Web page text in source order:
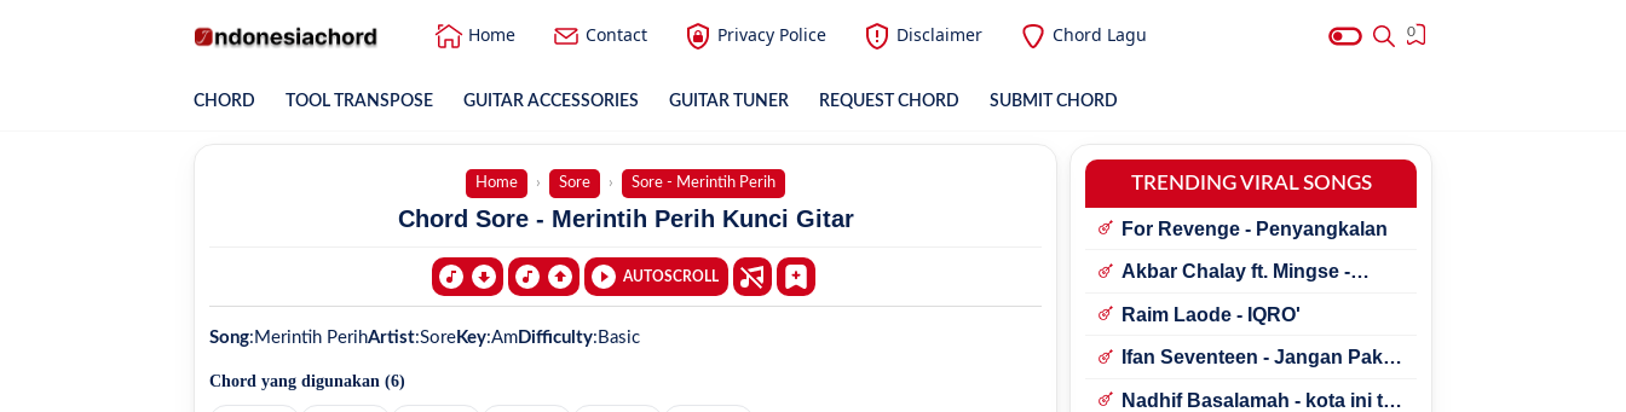
Home Contact Privacy Police Disclaimer Chord Lagu 0
CHORD TOOL TRANSPOSE GUITAR ACCESSORIES GUITAR TUNER REQUEST CHORD SUBMIT CHORD
Home Sore Sore - Merintih Perih
Chord Sore - Merintih Perih Kunci Gitar
AUTOSCROLL
Song: Merintih PerihArtist:Sore Key:Am Difficulty: Basic
Chord yang digunakan (6)
TRENDING VIRAL SONGS
For Revenge - Penyangkalan
Akbar Chalay ft. Mingse -
Raim Laode - IQRO'
Ifan Seventeen - Jangan Paksa
Nadhif Basalamah - kota ini tak